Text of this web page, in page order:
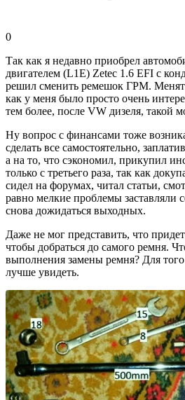
0
Так как я недавно приобрел
двигателем (L1E) Zetec 1.6 EFI с
решил сменить ремешок ГРМ.
как у меня было просто очень
тем более, после VW дизеля, такой
Ну вопрос с финансами тоже
сделать все самостоятельно,
а на то, что сэкономил, прикупил
только с третьего раза, так как
сидел на форумах, читал статьи,
равно мелкие проблемы заставляли
снова дожидаться выходных.
Даже не мог представить, что
чтобы добраться до самого ремня.
выполнения замены ремня? Для того
лучше увидеть.